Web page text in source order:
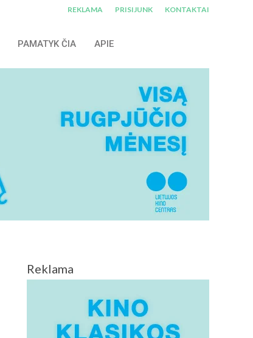
REKLAMA PRISIJUNK KONTAKTAI
PAMATYK ČIA APIE
Reklama